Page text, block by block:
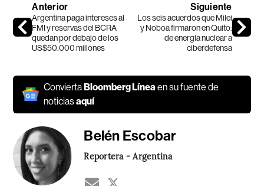
Anterior
Argentina paga intereses al
FMI y reservas del BCRA
quedan por debajo de los
US$50.000 millones
Siguiente
Los seis acuerdos que Milei
y Noboa firmaron en Quito:
de energía nuclear a
ciberdefensa
ConviertaBloomberg Línea en su fuente de
noticiasaquí
Belén Escobar
Reportera - Argentina